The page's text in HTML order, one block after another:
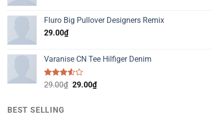
5 sao
Fluro Big Pullover Designers Remix
29.00₫
Varanise CN Tee Hilfiger Denim
Được
3.505
sao
29.00₫ Giá
29.00₫Giá
BEST SELLING